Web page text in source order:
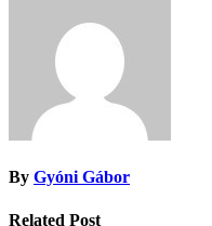
By Gyóni Gábor
Related Post